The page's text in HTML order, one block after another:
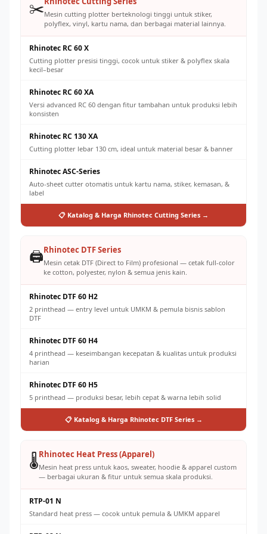
referral
✂️Mesin cutting plotter berteknologi tinggi untuk stiker,
polyflex, vinyl, kartu nama, dan berbagai material lainnya.
Rhinotec RC 60 X
Cutting plotter presisi tinggi, cocok untuk stiker & polyflex skala
kecil–besar
Rhinotec RC 60 XA
Versi advanced RC 60 dengan fitur tambahan untuk produksi lebih
konsisten
Rhinotec RC 130 XA
Cutting plotter lebar 130 cm, ideal untuk material besar & banner
Rhinotec ASC-Series
Auto-sheet cutter otomatis untuk kartu nama, stiker, kemasan, &
label
📋 Katalog & Harga Rhinotec Cutting Series →
🖨️Rhinotec DTF Series
Mesin cetak DTF (Direct to Film) profesional — cetak full-color
ke cotton, polyester, nylon & semua jenis kain.
Rhinotec DTF 60 H2
2 printhead — entry level untuk UMKM & pemula bisnis sablon
DTF
Rhinotec DTF 60 H4
4 printhead — keseimbangan kecepatan & kualitas untuk produksi
harian
Rhinotec DTF 60 H5
5 printhead — produksi besar, lebih cepat & warna lebih solid
📋 Katalog & Harga Rhinotec DTF Series →
🌡️Rhinotec Heat Press (Apparel)
Mesin heat press untuk kaos, sweater, hoodie & apparel custom
— berbagai ukuran & fitur untuk semua skala produksi.
RTP-01 N
Standard heat press — cocok untuk pemula & UMKM apparel